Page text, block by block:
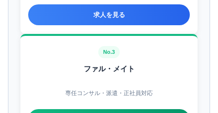
求人を見る
No.3
ファル・メイト
専任コンサル・派遣・正社員対応